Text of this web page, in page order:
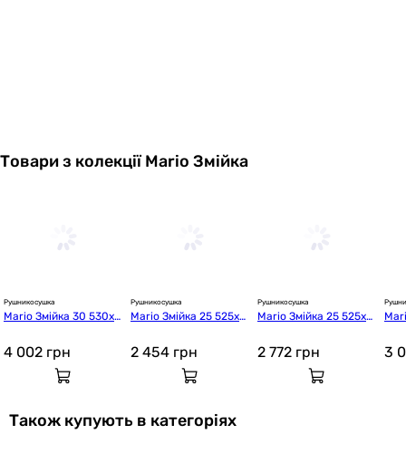
Товари з колекції Mario Змійка
Рушникосушка
Mario Змійка 30 530х6
4 002 грн
Рушникосушка
Mario Змійка 25 525x4
2 454 грн
Рушникосушка
Mario Змійка 25 525x5
2 772 грн 3
Також купують в категоріях